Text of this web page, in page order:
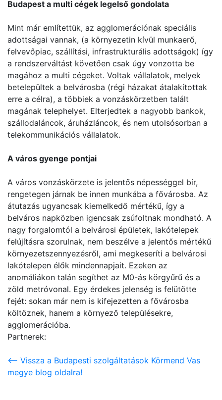
Budapest a multi cégek legelső gondolata
Mint már említettük, az agglomerációnak speciális
adottságai vannak, (a környezetin kívül munkaerő,
felvevőpiac, szállítási, infrastrukturális adottságok) így
a rendszerváltást követően csak úgy vonzotta be
magához a multi cégeket. Voltak vállalatok, melyek
betelepültek a belvárosba (régi házakat átalakítottak
erre a célra), a többiek a vonzáskörzetben talált
magának telephelyet. Elterjedtek a nagyobb bankok,
szállodaláncok, áruházláncok, és nem utolsósorban a
telekommunikációs vállalatok.
A város gyenge pontjai
A város vonzáskörzete is jelentős népességgel bír,
rengetegen járnak be innen munkába a fővárosba. Az
átutazás ugyancsak kiemelkedő mértékű, így a
belváros napközben igencsak zsúfoltnak mondható. A
nagy forgalomtól a belvárosi épületek, lakótelepek
felújításra szorulnak, nem beszélve a jelentős mértékű
környezetszennyezésről, ami megkeseríti a belvárosi
lakótelepen élők mindennapjait. Ezeken az
anomáliákon talán segíthet az M0-ás körgyűrű és a
zöld metróvonal. Egy érdekes jelenség is felütötte
fejét: sokan már nem is kifejezetten a fővárosba
költöznek, hanem a környező településekre,
agglomerációba.
Partnerek:
<-- Vissza a Budapesti szolgáltatások Körmend Vas
megye blog oldalra!